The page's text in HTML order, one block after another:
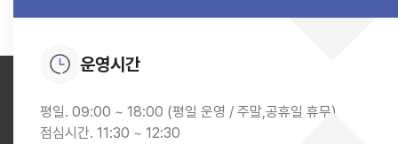
운영시간
평일. 09:00 ~ 18:00 (평일 운영 / 주말,공휴일 휴무)
점심시간. 11:30 ~ 12:30